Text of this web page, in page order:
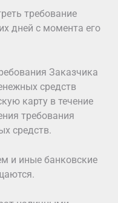
требование
дней с момента его
Заказчика
средств
карту в течение
требования
средств.
и иные банковские